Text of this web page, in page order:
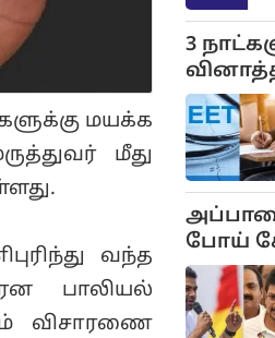
மயக்க
மீது
வந்த
பாலியல்
விசாரணை
3
சிபிஐ
போய்